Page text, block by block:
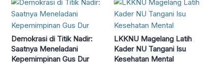
Demokrasi di Titik Nadir:
Saatnya Meneladani
Kepemimpinan Gus Dur
LKKNU Magelang Latih
Kader NU Tangani Isu
Kesehatan Mental